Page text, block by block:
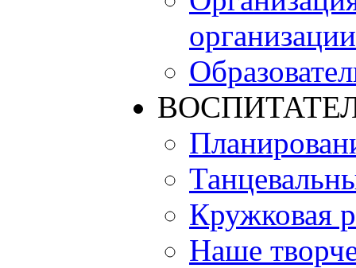
организации
Кружковая
Наше